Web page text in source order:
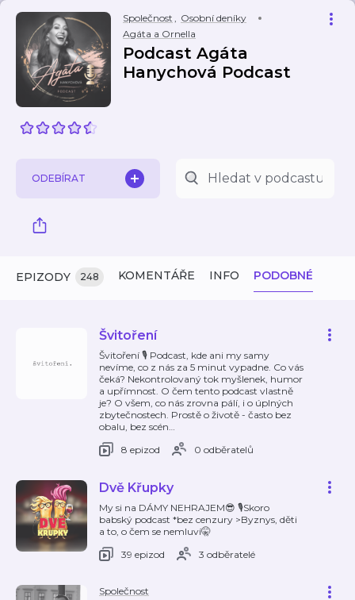
Společnost , Osobní deníky
Agáta a Ornella
Podcast Agáta
Hanychová Podcast
ODEBÍRAT
EPIZODY 248 KOMENTÁŘE INFO PODOBNÉ
Švitoření
Švitoření 🎙️ Podcast, kde ani my samy
nevíme, co z nás za 5 minut vypadne. Co vás
čeká? Nekontrolovaný tok myšlenek, humor
a upřímnost. O čem tento podcast vlastně
je? O všem, co nás zrovna pálí, i o úplných
zbytečnostech. Prostě o životě - často bez
obalu, bez scén…
8 epizod
0 odběratelů
Dvě Křupky
My si na DÁMY NEHRAJEM😎 🎙️Skoro
babský podcast *bez cenzury >Byznys, děti
a to, o čem se nemluví🤫
39 epizod
3 odběratelé
Společnost